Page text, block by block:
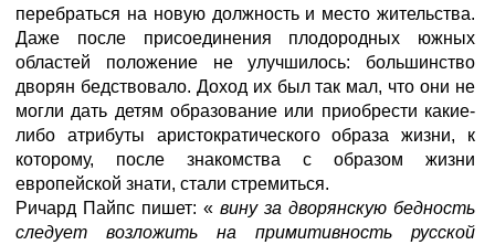
перебраться на новую должность и место жительства.
Даже после присоединения плодородных южных
областей положение не улучшилось: большинство
дворян бедствовало. Доход их был так мал, что они не
могли дать детям образование или приобрести какие-
либо атрибуты аристократического образа жизни, к
которому, после знакомства с образом жизни
европейской знати, стали стремиться.
Ричард Пайпс пишет: « вину за дворянскую бедность
следует возложить на примитивность русской